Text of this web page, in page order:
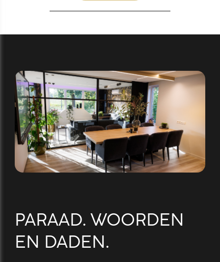
PARAAD. WOORDEN
EN DADEN.